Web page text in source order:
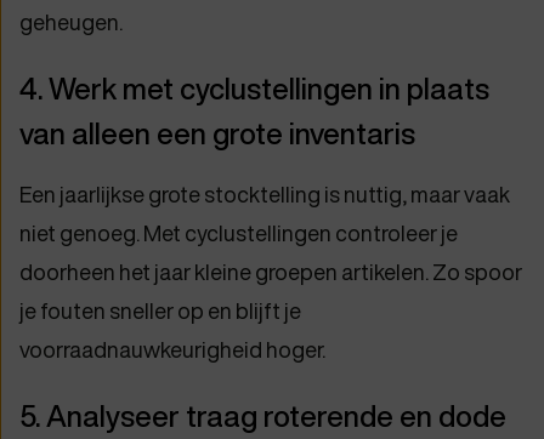
geheugen.
4. Werk met cyclustellingen in plaats
van alleen een grote inventaris
Een jaarlijkse grote stocktelling is nuttig, maar vaak
niet genoeg. Met cyclustellingen controleer je
doorheen het jaar kleine groepen artikelen. Zo spoor
je fouten sneller op en blijft je
voorraadnauwkeurigheid hoger.
5. Analyseer traag roterende en dode